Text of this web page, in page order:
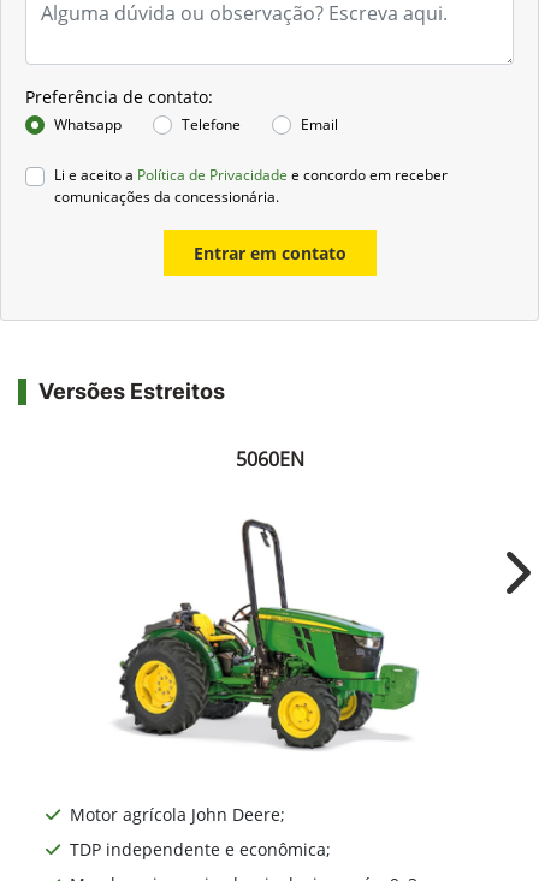
Preferência de contato:
Whatsapp Telefone Email
Li e aceito a Política de Privacidade e concordo em receber
comunicações da concessionária.
Entrar em contato
Versões Estreitos
5060EN
Motor agrícola John Deere;
TDP independente e econômica;